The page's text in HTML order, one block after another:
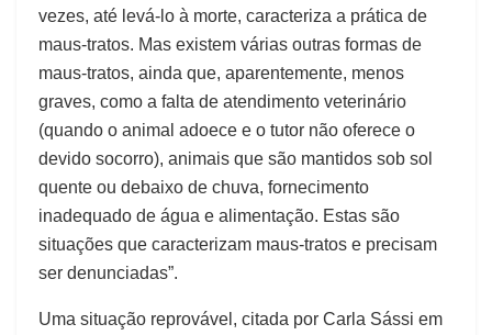
vezes, até levá-lo à morte, caracteriza a prática de
maus-tratos. Mas existem várias outras formas de
maus-tratos, ainda que, aparentemente, menos
graves, como a falta de atendimento veterinário
(quando o animal adoece e o tutor não oferece o
devido socorro), animais que são mantidos sob sol
quente ou debaixo de chuva, fornecimento
inadequado de água e alimentação. Estas são
situações que caracterizam maus-tratos e precisam
ser denunciadas”.
Uma situação reprovável, citada por Carla Sássi em